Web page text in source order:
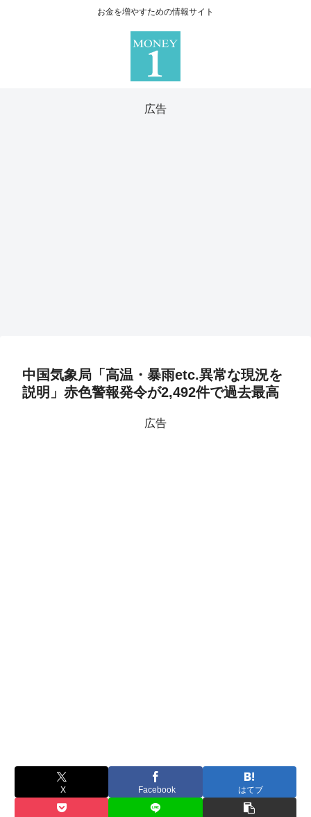
お金を増やすための情報サイト
広告
中国気象局「高温・暴雨etc.異常な現況を
説明」赤色警報発令が2,492件で過去最高
広告
X Facebook はてブ